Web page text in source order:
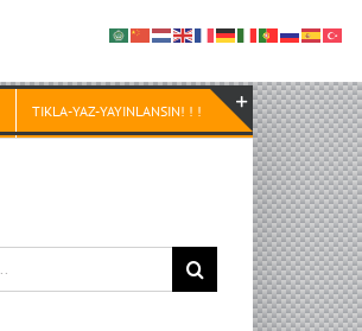
TIKLA-YAZ-YAYINLANSIN! ! !
Toggle
Sliding
Bar
Area